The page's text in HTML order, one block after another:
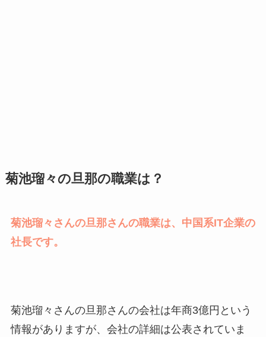
菊池瑠々の旦那の職業は？
菊池瑠々さんの旦那さんの職業は、中国系IT企業の
社長です。
菊池瑠々さんの旦那さんの会社は年商3億円という
情報がありますが、会社の詳細は公表されていま